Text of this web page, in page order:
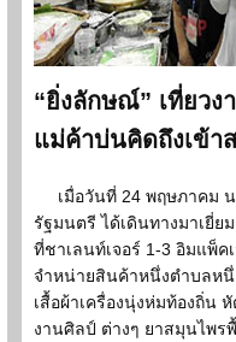
“ยิ่งลักษณ์” เที่ยวง
แม่ค้าบ่นคิดถึงเข้า
เมื่อวันที่ 24 พฤษภาคม
รัฐมนตรี ได้เดินทางมาเยี่ย
ที่ชาเลนท์เจอร์ 1-3 อิมแพ็ค
จำหน่ายสินค้าหนึ่งตำบลห
เสื้อผ้าเครื่องนุ่งห่มท้องถิ่น
งานศิลป์ ต่างๆ ยาสมุนไพร